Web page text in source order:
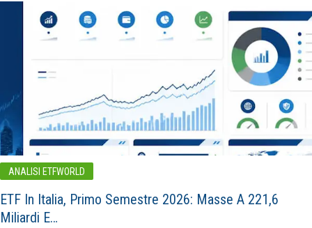
ANALISI ETFWORLD
ETF In Italia, Primo Semestre 2026: Masse A 221,6
Miliardi E…